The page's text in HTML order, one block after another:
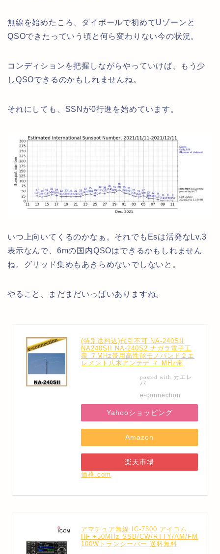
無線を始めたころ、ダイポールで初めてUゾーンと
QSOできたっていう頃と何ら変わりない今の状況。
コンディションを把握しながらやっていけば、もう少
しQSOできるのかもしれませんね。
それにしても、SSNが0行進を始めています。
いつ上向いてくるのかなぁ。それでもEsは活発なLv.3
表示なんで、6mの国内QSOはできるかもしれません
ね。グリッド集めもあきらめないでしないと。
やること、まだまだいっぱいありますね。
(特別送料込)代引不可 NA-240SII
NA240SII NA-240S2 ナガラ電子工
業 ７MHz帯用高性能モノバンド２エ
レメント八木アンテナ ７ MHz帯
posted with カエレ
バ
e-connection
Yahooショッピング
Amazon
楽天市場
価格.com
アマチュア無線 IC-7300 アイコム
HF +50MHz SSB/CW/RTTY/AM/FM
100Wトランシーバー 送料無料